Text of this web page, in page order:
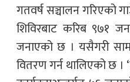
गतवर्ष सञ्चालन गरिएको
शिविरबाट करिब ९७१
जनाएको छ । यसैगरी
वितरण गर्न थालिएको छ ।